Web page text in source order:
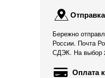
Бережно
России. Почта
СДЭК. На выбор
Оплата